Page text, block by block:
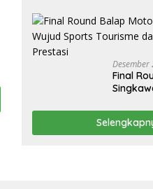
Ekspor
Desember
Final
Prestasi